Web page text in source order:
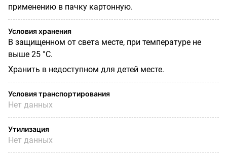
применению в пачку картонную.
Условия хранения
В защищенном от света месте, при температуре не
выше 25 °C.
Хранить в недоступном для детей месте.
Условия транспортирования
Нет данных
Утилизация
Нет данных